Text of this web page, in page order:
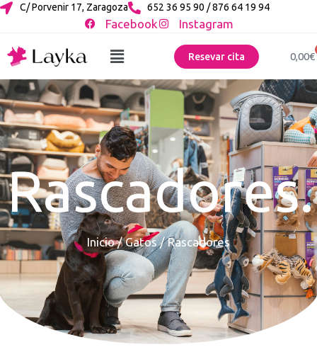
C/ Porvenir 17, Zaragoza 652 36 95 90 / 876 64 19 94
Facebook Instagram
Resevar cita 0,00€
Rascadores.
Inicio/Gatos/ Rascadores